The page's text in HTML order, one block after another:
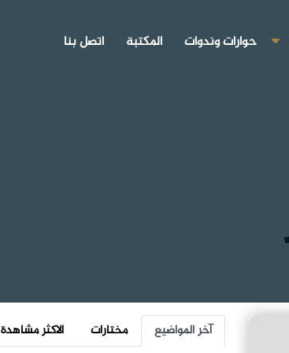
حوارات وندوات المكتبة اتصل بنا
آخر المواضيع مختارات
الاكثر مشاهدة